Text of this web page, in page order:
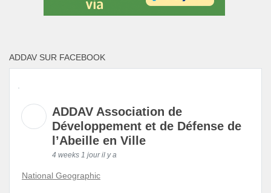
ADDAV SUR FACEBOOK
ADDAV Association de
Développement et de Défense de
l’Abeille en Ville
4 weeks 1 jour il y a
National Geographic